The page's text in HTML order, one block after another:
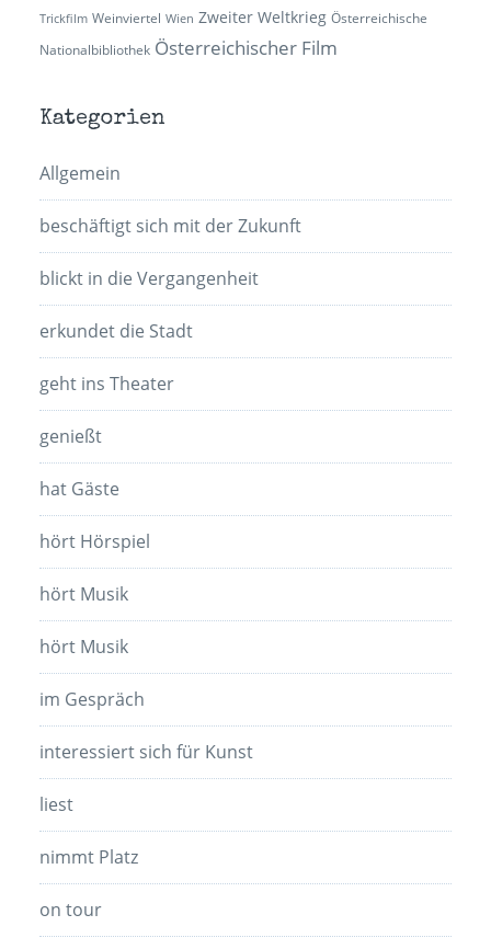
Trickfilm Weinviertel Wien Zweiter Weltkrieg Österreichische
Nationalbibliothek Österreichischer Film
Kategorien
Allgemein
beschäftigt sich mit der Zukunft
blickt in die Vergangenheit
erkundet die Stadt
geht ins Theater
genießt
hat Gäste
hört Hörspiel
hört Musik
hört Musik
im Gespräch
interessiert sich für Kunst
liest
nimmt Platz
on tour